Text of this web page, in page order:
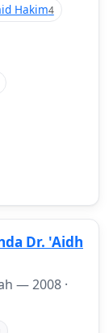
Hakim4
Dr. 'Aidh
—2008 ·